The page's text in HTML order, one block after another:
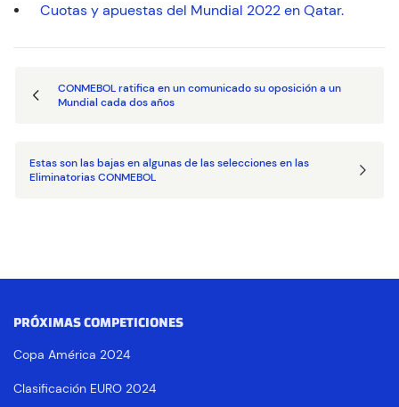
Cuotas y apuestas del Mundial 2022 en Qatar.
CONMEBOL ratifica en un comunicado su oposición a un
Mundial cada dos años
Estas son las bajas en algunas de las selecciones en las
Eliminatorias CONMEBOL
PRÓXIMAS COMPETICIONES
Copa América 2024
Clasificación EURO 2024